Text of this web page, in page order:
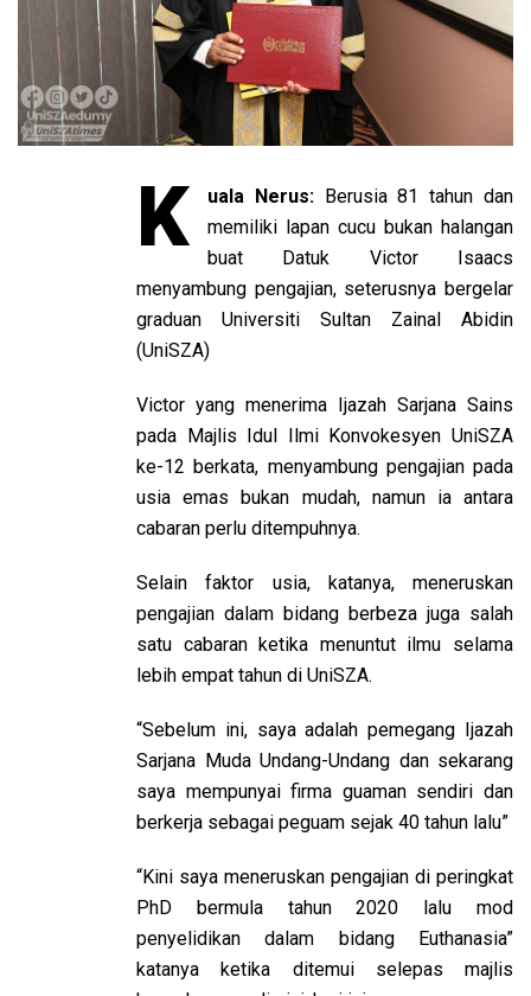
K uala Nerus:Berusia 81 tahun dan
memiliki lapan cucu bukan halangan
buat Datuk Victor Isaacs
menyambung pengajian, seterusnya bergelar
graduan Universiti Sultan Zainal Abidin
(UniSZA)
Victor yang menerima Ijazah Sarjana Sains
pada Majlis Idul Ilmi Konvokesyen UniSZA
ke-12 berkata, menyambung pengajian pada
usia emas bukan mudah, namun ia antara
cabaran perlu ditempuhnya.
Selain faktor usia, katanya, meneruskan
pengajian dalam bidang berbeza juga salah
satu cabaran ketika menuntut ilmu selama
lebih empat tahun di UniSZA.
“Sebelum ini, saya adalah pemegang Ijazah
Sarjana Muda Undang-Undang dan sekarang
saya mempunyai firma guaman sendiri dan
berkerja sebagai peguam sejak 40 tahun lalu”
“Kini saya meneruskan pengajian di peringkat
PhD bermula tahun 2020 lalu mod
penyelidikan dalam bidang Euthanasia”
katanya ketika ditemui selepas majlis